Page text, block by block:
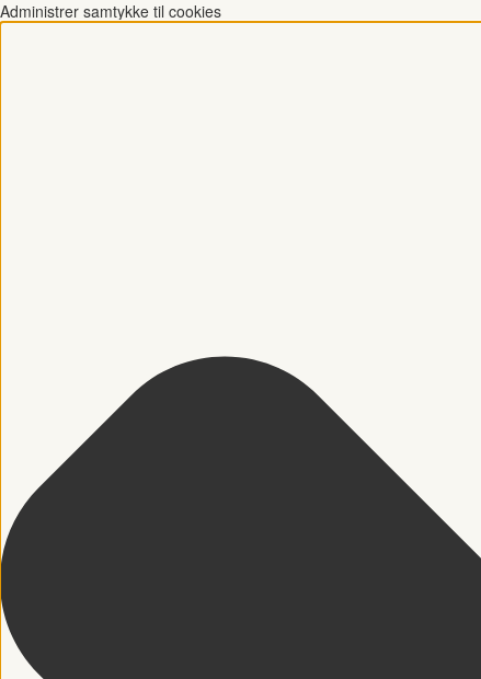
Administrer samtykke til cookies